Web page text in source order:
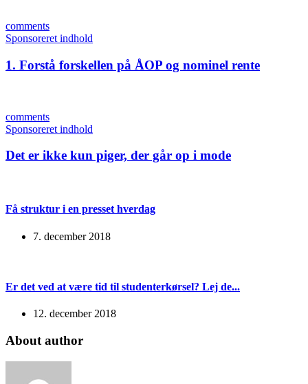
comments
Sponsoreret indhold
1. Forstå forskellen på ÅOP og nominel rente
comments
Sponsoreret indhold
Det er ikke kun piger, der går op i mode
Få struktur i en presset hverdag
7. december 2018
Er det ved at være tid til studenterkørsel? Lej de...
12. december 2018
About author